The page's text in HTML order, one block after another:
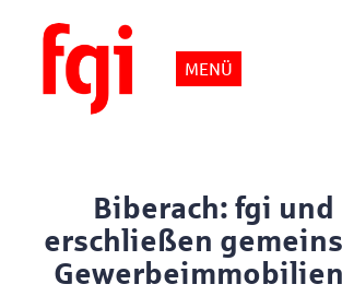
MENÜ
Biberach: fgi und
erschließen